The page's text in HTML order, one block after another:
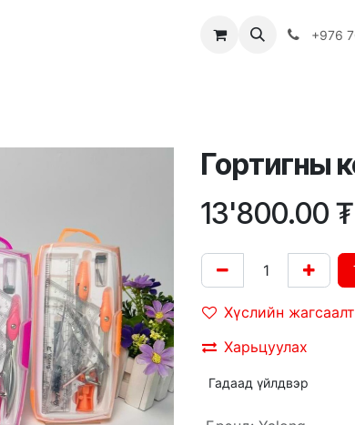
Хямдрал ♻️ Эко шогол
+976
Гортигны
13'800.00 ₮
Хүслийн
Харьцуулах
Гадаад үйлдвэр